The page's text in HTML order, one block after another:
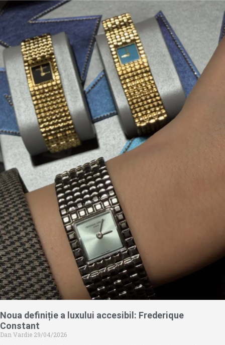
Noua definiție a luxului accesibil: Frederique
Constant
Dan Vardie 29/04/2026